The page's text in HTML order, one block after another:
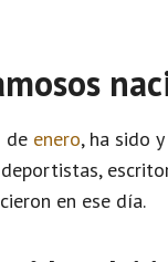
de enero, ha sido
en ese día.